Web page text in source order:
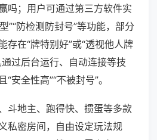
吗；用户可通过第三方软件实
”“防检测防封号”等功能，部分
存在“牌特别好”或“透视他人牌
过后台运行、自动连接等技
安全性高”“不被封号”。
斗地主、跑得快、掼蛋等多款
私密房间，自由设定玩法规